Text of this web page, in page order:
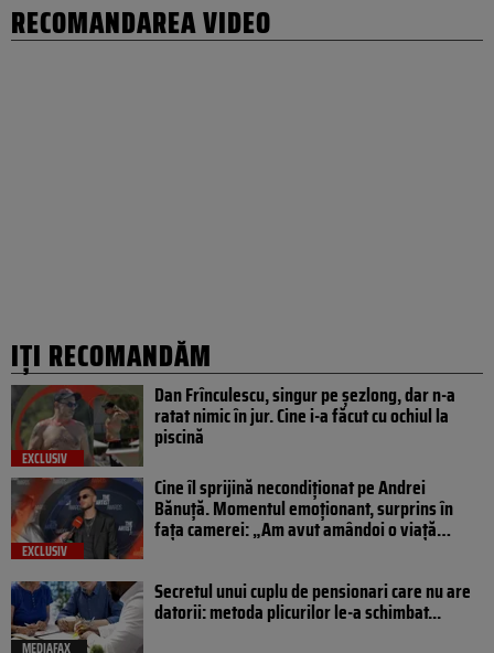
RECOMANDAREA VIDEO
IȚI RECOMANDĂM
EXCLUSIV
Dan Frînculescu, singur pe șezlong, dar n-a
ratat nimic în jur. Cine i-a făcut cu ochiul la
piscină
EXCLUSIV
Cine îl sprijină necondiționat pe Andrei
Bănuță. Momentul emoționant, surprins în
fața camerei: „Am avut amândoi o viață…
MEDIAFAX
Secretul unui cuplu de pensionari care nu are
datorii: metoda plicurilor le-a schimbat...